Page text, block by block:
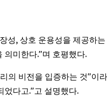
성, 상호 운용성을 제공하
의미한다."며 호평했다.
비전을 입증하는 것"이
다고."고 설명했다.